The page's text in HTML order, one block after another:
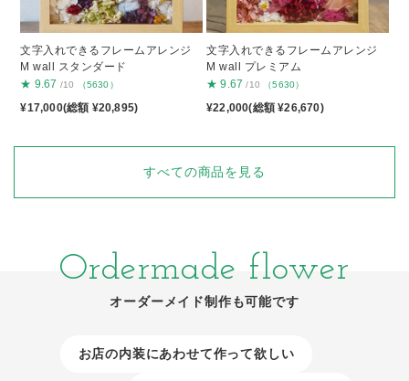
文字入れできるフレームアレンジ
M wall スタンダード
★ 9.67 /10 （5630）
¥17,000(総額 ¥20,895)
文字入れできるフレームアレンジ
M wall プレミアム
★ 9.67 /10 （5630）
¥22,000(総額 ¥26,670)
すべての商品を見る
Ordermade flower
オーダーメイド制作も可能です
お店の内装にあわせて作って欲しい